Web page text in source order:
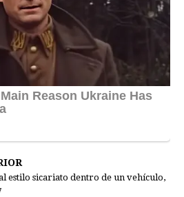
estilo sicariato dentro de un vehículo,